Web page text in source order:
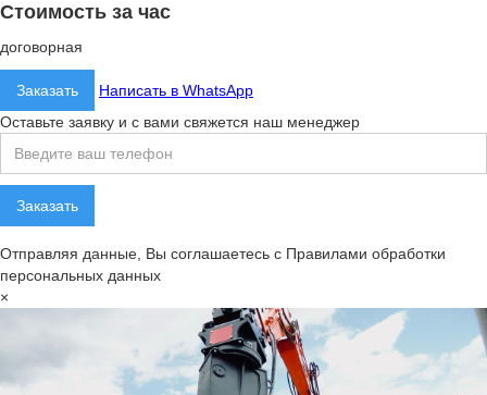
Стоимость за час
договорная
Заказать
Написать в WhatsApp
Оставьте заявку и с вами свяжется наш менеджер
Отправляя данные, Вы соглашаетесь с Правилами обработки
персональных данных
×